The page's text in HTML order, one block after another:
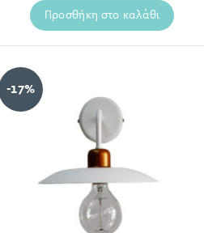
Προσθήκη στο καλάθι
-17%